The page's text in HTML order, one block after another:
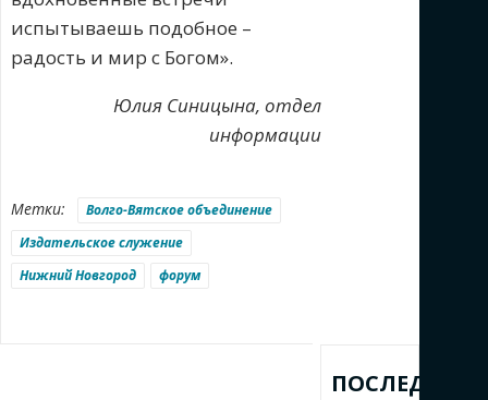
испытываешь подобное –
радость и мир с Богом».
Юлия Синицына, отдел
информации
Метки:
Волго-Вятское объединение
Издательское служение
Нижний Новгород
форум
ПОСЛЕДНИЕ